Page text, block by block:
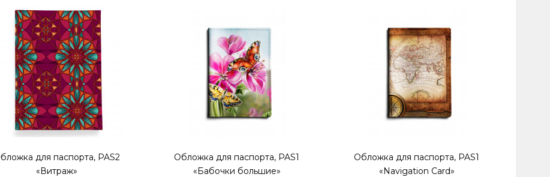
для паспорта, PAS2
«Витраж»
Обложка для паспорта, PAS1
«Бабочки большие»
Обложка для паспорта, PAS1
«Navigation Card»